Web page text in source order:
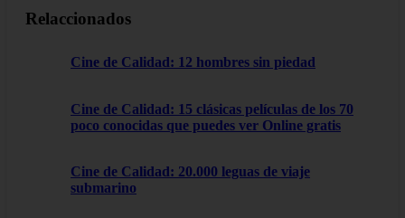
Relaccionados
Cine de Calidad: 12 hombres sin piedad
Cine de Calidad: 15 clásicas películas de los 70
poco conocidas que puedes ver Online gratis
Cine de Calidad: 20.000 leguas de viaje
submarino